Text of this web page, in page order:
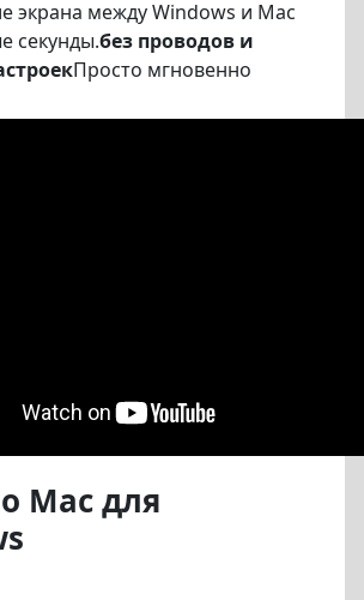
экрана между Windows и Mac
секунды.без проводов и
Просто мгновенно
Mac для